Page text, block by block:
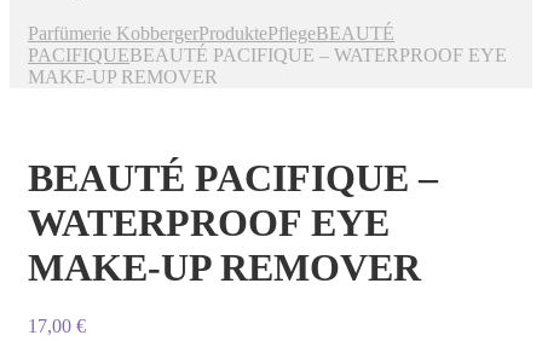
Parfümerie KobbergerProduktePflegeBEAUTÉ
PACIFIQUEBEAUTÉ PACIFIQUE – WATERPROOF EYE
MAKE-UP REMOVER
BEAUTÉ PACIFIQUE –
WATERPROOF EYE
MAKE-UP REMOVER
17,00 €